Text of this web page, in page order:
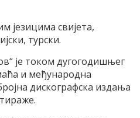
језицима свијета,
турски.
је током дугогодишњег
и међународна
дискографска издања